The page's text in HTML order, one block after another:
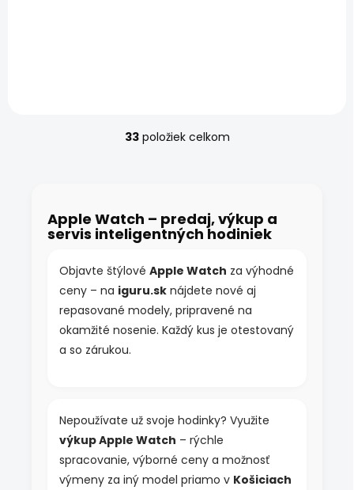
O
a
c
i
e
p
r
v
k
y
s
u
33položiek celkom
Apple Watch – predaj, výkup a
servis inteligentných hodiniek
Objavte štýlové Apple Watch za výhodné
ceny – na iguru.sk nájdete nové aj
repasované modely, pripravené na
okamžité nosenie. Každý kus je otestovaný
a so zárukou.
Nepoužívate už svoje hodinky? Využite
výkup Apple Watch – rýchle
spracovanie, výborné ceny a možnosť
výmeny za iný model priamo v Košiciach